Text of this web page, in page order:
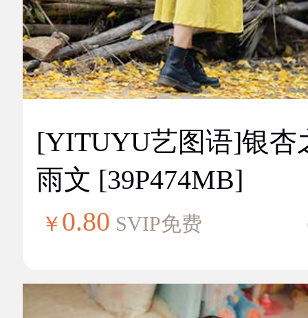
[YITUYU艺图语]银杏
雨文 [39P474MB]
￥ 0.80 SVIP免费